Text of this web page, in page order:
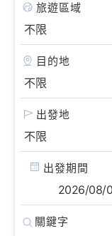
旅遊區域
目的地
出發地
出發期間